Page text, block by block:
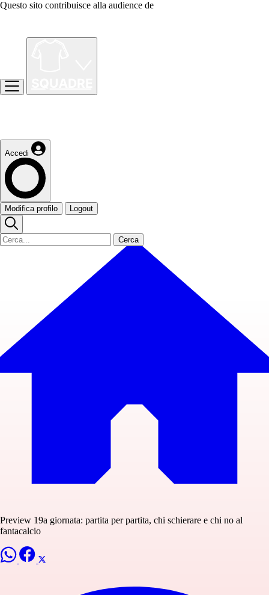
Questo sito contribuisce alla audience de
Accedi
Modifica profilo Logout
Cerca
Preview 19a giornata: partita per partita, chi schierare e chi no al
fantacalcio